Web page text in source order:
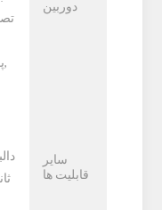
دوربین
سایر
قابلیت ها